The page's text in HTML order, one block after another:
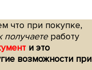
что при покупке,
получаетеработу
и это
возможности при